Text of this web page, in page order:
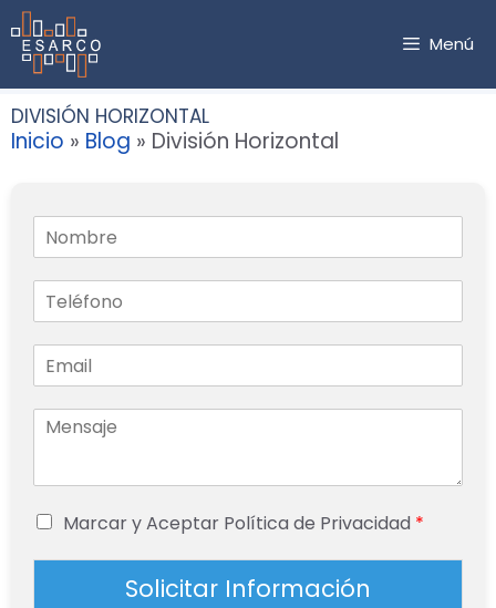
Saltar
al
contenido
Menú
DIVISIÓN HORIZONTAL
Inicio » Blog » División Horizontal
Marcar y Aceptar Política de Privacidad *
Solicitar Información